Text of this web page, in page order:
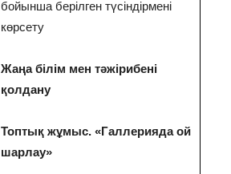
бойынша берілген түсіндірмені
көрсету
Жаңа білім мен тәжірибені
қолдану
Топтық жұмыс. «Галлерияда ой
шарлау»